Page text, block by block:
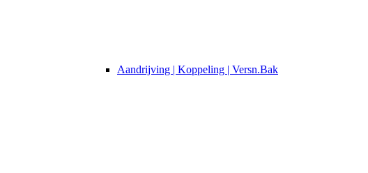
Aandrijving | Koppeling | Versn.Bak